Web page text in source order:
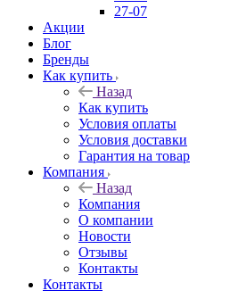
27-07
Акции
Блог
Бренды
Как купить
Назад
Как купить
Условия оплаты
Условия доставки
Гарантия на товар
Компания
Назад
Компания
О компании
Новости
Отзывы
Контакты
Контакты